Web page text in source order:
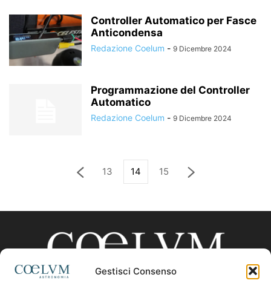
Gestisci Consenso
Controller Automatico per Fasce
Anticondensa
Redazione Coelum - 9 Dicembre 2024
Programmazione del Controller
Automatico
Redazione Coelum - 9 Dicembre 2024
13 14 15